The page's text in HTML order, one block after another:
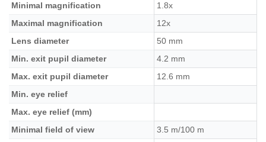
Minimal magnification
1.8x
Maximal magnification
12x
Lens diameter
50 mm
Min. exit pupil diameter
4.2 mm
Max. exit pupil diameter
12.6 mm
Min. eye relief
Max. eye relief (mm)
Minimal field of view
3.5 m/100 m